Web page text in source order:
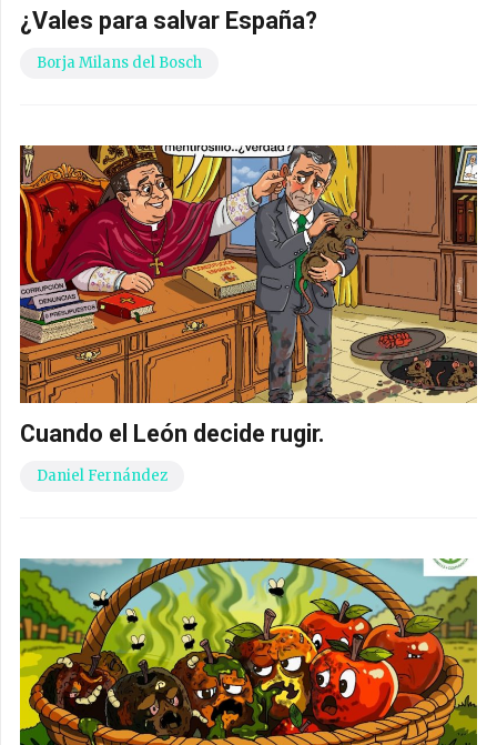
¿Vales para salvar España?
Borja Milans del Bosch
Cuando el León decide rugir.
Daniel Fernández